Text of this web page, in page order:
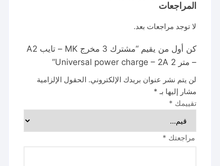
المراجعات
لا توجد مراجعات بعد.
كن أول من يقيم “مشترك 3 مخرج MK – تايب A2
– متر 2 Universal power charge – 2A”
لن يتم نشر عنوان بريدك الإلكتروني. الحقول الإلزامية
مشار إليها بـ *
تقييمك *
مراجعتك *